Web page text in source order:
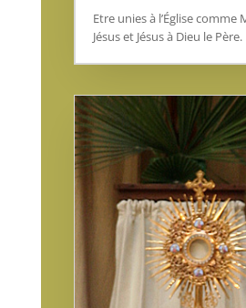
Etre unies à l’Église comme
Jésus et Jésus à Dieu le Père.